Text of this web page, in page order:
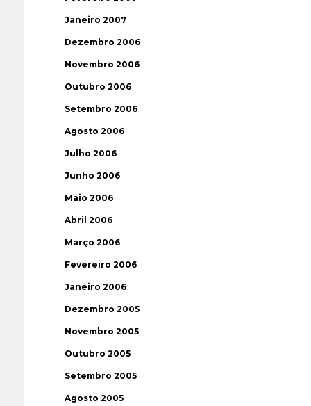
Janeiro 2007
Dezembro 2006
Novembro 2006
Outubro 2006
Setembro 2006
Agosto 2006
Julho 2006
Junho 2006
Maio 2006
Abril 2006
Março 2006
Fevereiro 2006
Janeiro 2006
Dezembro 2005
Novembro 2005
Outubro 2005
Setembro 2005
Agosto 2005